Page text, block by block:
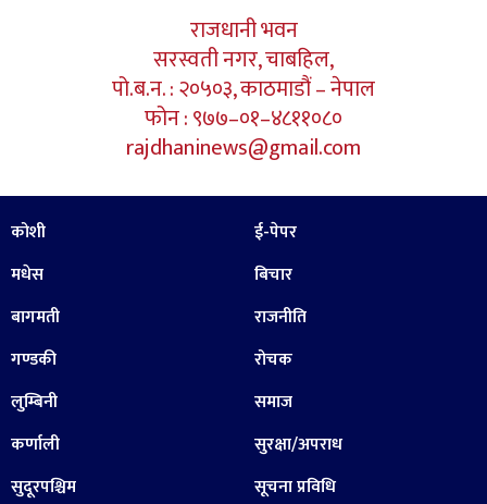
राजधानी भवन
सरस्वती नगर, चाबहिल,
पो.ब.न. : २०५०३, काठमाडौं – नेपाल
फोन : ९७७–०१–४८११०८०
rajdhaninews@gmail.com
कोशी
मधेस
बागमती
गण्डकी
लुम्बिनी
कर्णाली
सुदूरपश्चिम
ई-पेपर
बिचार
राजनीति
रोचक
समाज
सुरक्षा/अपराध
सूचना प्रविधि